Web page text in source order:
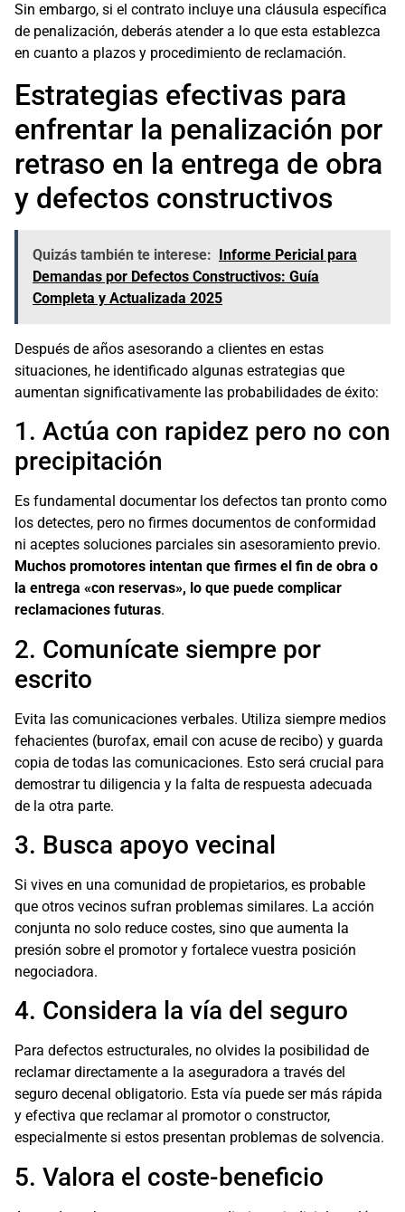
Sin embargo, si el contrato incluye una cláusula específica
de penalización, deberás atender a lo que esta establezca
en cuanto a plazos y procedimiento de reclamación.
Estrategias efectivas para
enfrentar la penalización por
retraso en la entrega de obra
y defectos constructivos
Quizás también te interese: Informe Pericial para
Demandas por Defectos Constructivos: Guía
Completa y Actualizada 2025
Después de años asesorando a clientes en estas
situaciones, he identificado algunas estrategias que
aumentan significativamente las probabilidades de éxito:
1. Actúa con rapidez pero no con
precipitación
Es fundamental documentar los defectos tan pronto como
los detectes, pero no firmes documentos de conformidad
ni aceptes soluciones parciales sin asesoramiento previo.
Muchos promotores intentan que firmes el fin de obra o
la entrega «con reservas», lo que puede complicar
reclamaciones futuras.
2. Comunícate siempre por
escrito
Evita las comunicaciones verbales. Utiliza siempre medios
fehacientes (burofax, email con acuse de recibo) y guarda
copia de todas las comunicaciones. Esto será crucial para
demostrar tu diligencia y la falta de respuesta adecuada
de la otra parte.
3. Busca apoyo vecinal
Si vives en una comunidad de propietarios, es probable
que otros vecinos sufran problemas similares. La acción
conjunta no solo reduce costes, sino que aumenta la
presión sobre el promotor y fortalece vuestra posición
negociadora.
4. Considera la vía del seguro
Para defectos estructurales, no olvides la posibilidad de
reclamar directamente a la aseguradora a través del
seguro decenal obligatorio. Esta vía puede ser más rápida
y efectiva que reclamar al promotor o constructor,
especialmente si estos presentan problemas de solvencia.
5. Valora el coste-beneficio